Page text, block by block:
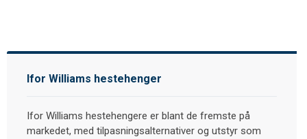
Ifor Williams hestehenger
Ifor Williams hestehengere er blant de fremste på
markedet, med tilpasningsalternativer og utstyr som